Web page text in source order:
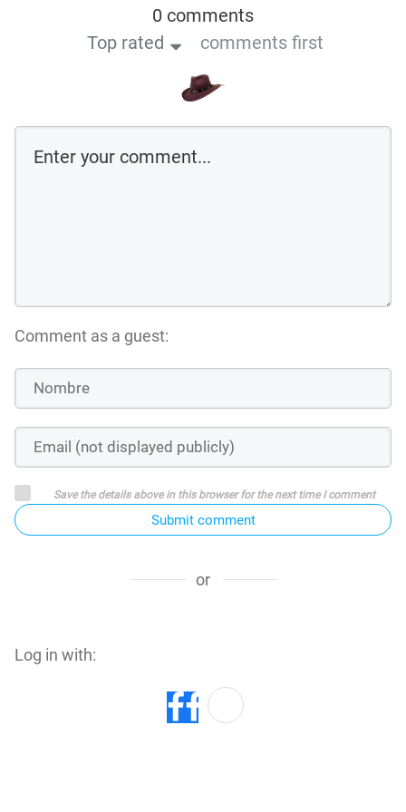
0 comments
Top rated
comments first
Comment as a guest:
Save the details above in this browser for the next time I comment
Submit comment
or
Log in with: